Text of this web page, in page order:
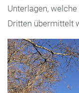
Unterlagen,
Dritten übermittelt